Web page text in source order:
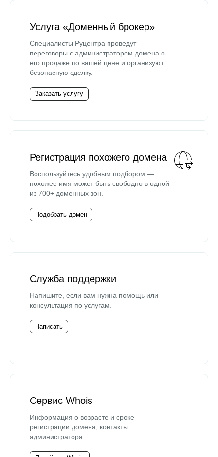
Услуга «Доменный брокер»
Специалисты Руцентра проведут
переговоры с администратором домена о
его продаже по вашей цене и организуют
безопасную сделку.
Заказать услугу
Регистрация похожего домена
Воспользуйтесь удобным подбором —
похожее имя может быть свободно в одной
из 700+ доменных зон.
Подобрать домен
Служба поддержки
Напишите, если вам нужна помощь или
консультация по услугам.
Написать
Сервис Whois
Информация о возрасте и сроке
регистрации домена, контакты
администратора.